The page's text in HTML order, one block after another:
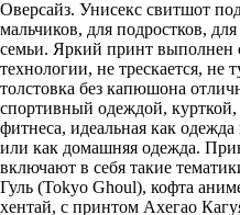
Оверсайз. Унисекс свитшот
мальчиков, для подростков,
семьи. Яркий принт
технологии, не трескается, не
толстовка без капюшона
спортивный одеждой,
фитнеса, идеальная как
или как домашняя одежда.
включают в себя такие
Гуль (Tokyo Ghoul), кофта
хентай, с принтом Ахегао